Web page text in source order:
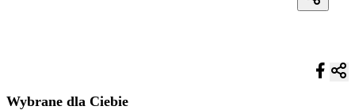
Wybrane dla Ciebie